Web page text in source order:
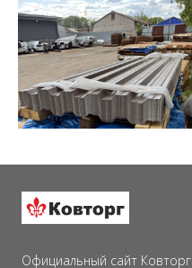
Официальный сайт Ковторг